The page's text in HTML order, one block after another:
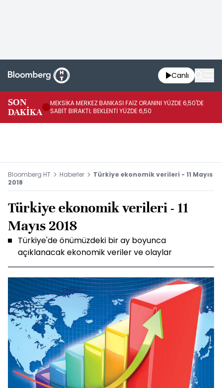
Canlı
SON
DAKİKA
MEKSİKA MERKEZ BANKASI FAİZ ORANINI YÜZDE 6,50'DE
SABİT BIRAKTI; BEKLENTİ YÜZDE 6,50
Bloomberg HT Haberler
Türkiye ekonomik verileri - 11 Mayıs
2018
Türkiye ekonomik verileri - 11
Mayıs 2018
Türkiye'de önümüzdeki bir ay boyunca
açıklanacak ekonomik veriler ve olaylar